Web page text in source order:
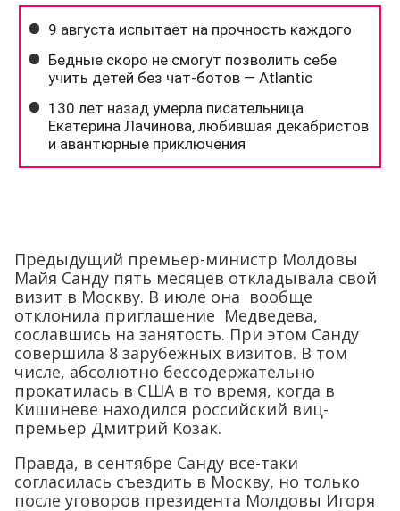
Предыдущий премьер-министр Молдовы
Майя Санду пять месяцев откладывала свой
визит в Москву. В июле она вообще
отклонила приглашение Медведева,
сославшись на занятость. При этом Санду
совершила 8 зарубежных визитов. В том
числе, абсолютно бессодержательно
прокатилась в США в то время, когда в
Кишиневе находился российский виц-
премьер Дмитрий Козак.
Правда, в сентябре Санду все-таки
согласилась съездить в Москву, но только
после уговоров президента Молдовы Игоря